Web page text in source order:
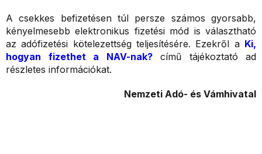
A csekkes befizetésen túl persze számos gyorsabb,
kényelmesebb elektronikus fizetési mód is választható
az adófizetési kötelezettség teljesítésére. Ezekről a Ki,
hogyan fizethet a NAV-nak?című tájékoztató ad
részletes információkat.
Nemzeti Adó- és Vámhivatal